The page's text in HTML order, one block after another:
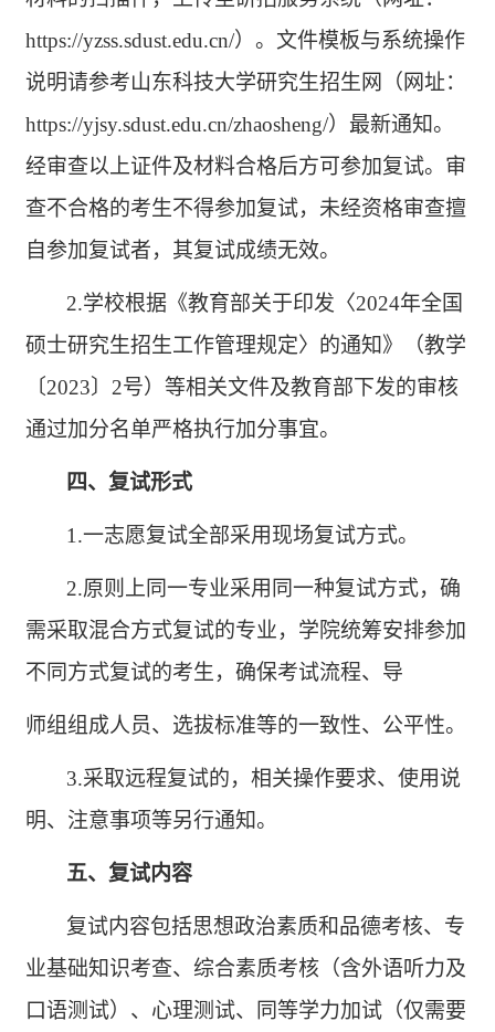
https://yzss.sdust.edu.cn/）。文件模板与系统操作
说明请参考山东科技大学研究生招生网（网址：
https://yjsy.sdust.edu.cn/zhaosheng/）最新通知。
经审查以上证件及材料合格后方可参加复试。审
查不合格的考生不得参加复试，未经资格审查擅
自参加复试者，其复试成绩无效。
2.学校根据《教育部关于印发〈2024年全国
硕士研究生招生工作管理规定〉的通知》（教学
〔2023〕2号）等相关文件及教育部下发的审核
通过加分名单严格执行加分事宜。
四、复试形式
1.一志愿复试全部采用现场复试方式。
2.原则上同一专业采用同一种复试方式，确
需采取混合方式复试的专业，学院统筹安排参加
不同方式复试的考生，确保考试流程、导
师组组成人员、选拔标准等的一致性、公平性。
3.采取远程复试的，相关操作要求、使用说
明、注意事项等另行通知。
五、复试内容
复试内容包括思想政治素质和品德考核、专
业基础知识考查、综合素质考核（含外语听力及
口语测试）、心理测试、同等学力加试（仅需要